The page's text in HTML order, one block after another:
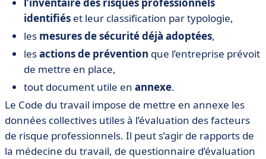
identifiés et leur classification par typologie,
les mesures de sécurité déjà adoptées,
lesactions de prévention que l’entreprise prévoit
de mettre en place,
tout document utile en annexe.
Le Code du travail impose de mettre en annexe les
données collectives utiles à l’évaluation des facteurs
de risque professionnels. Il peut s’agir de rapports de
la médecine du travail, de questionnaire d’évaluation